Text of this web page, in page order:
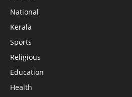
National
Kerala
Sports
Religious
Education
Health